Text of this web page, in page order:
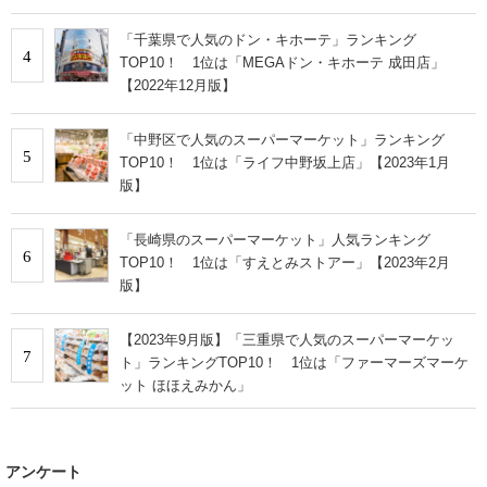
4
「千葉県で人気のドン・キホーテ」ランキング
TOP10！ 1位は「MEGAドン・キホーテ 成田店」
【2022年12月版】
5
「中野区で人気のスーパーマーケット」ランキング
TOP10！ 1位は「ライフ中野坂上店」【2023年1月
版】
6
「長崎県のスーパーマーケット」人気ランキング
TOP10！ 1位は「すえとみストアー」【2023年2月
版】
7
【2023年9月版】「三重県で人気のスーパーマーケッ
ト」ランキングTOP10！ 1位は「ファーマーズマーケ
ット ほほえみかん」
アンケート